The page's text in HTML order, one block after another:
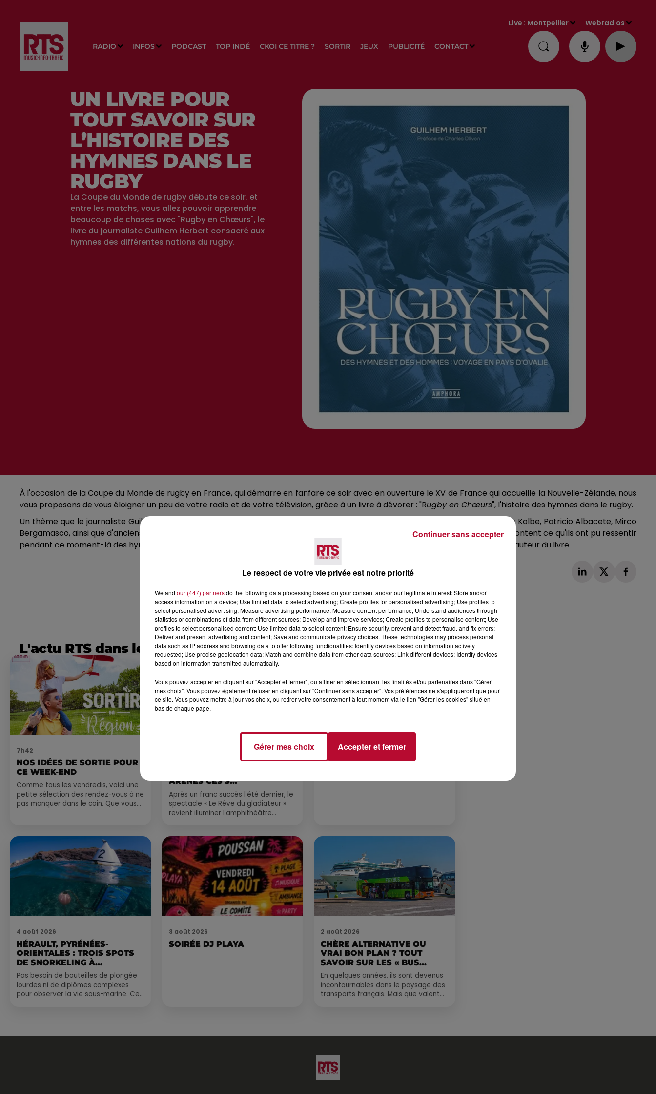
RADIO INFOS PODCAST TOP INDÉ CKOI CE TITRE ? SORTIR JEUX PUBLICITÉ CONTACT
Live : Montpellier Webradios
UN LIVRE POUR
TOUT SAVOIR SUR
L’HISTOIRE DES
HYMNES DANS LE
RUGBY
La Coupe du Monde de rugby débute ce soir, et
entre les matchs, vous allez pouvoir apprendre
beaucoup de choses avec "Rugby en Chœurs", le
livre du journaliste Guilhem Herbert consacré aux
hymnes des différentes nations du rugby.
À l'occasion de la Coupe du Monde de rugby en France, qui démarre en fanfare ce soir avec en ouverture le XV de France qui accueille la Nouvelle-Zélande, nous
vous proposons de vous éloigner un peu de votre radio et de votre télévision, grâce à un livre à dévorer : "Rugby en Chœurs", l'histoire des hymnes dans le rugby.
Un thème que le journaliste Guilhem Herbert rend passionnant avec
tels que Cheslin Kolbe, Patricio Albacete, Mirco
Bergamasco, ainsi que d'anciens internationaux français tels que Philippe Sella, Frédéric Michalak et Thierry Dusautoir. « Ils me racontent ce qu'ils ont pu ressentir
pendant ce moment-là des hymnes. Ça peut être de la fierté, de l'émotion, de la peur parfois. Donc, c'est hyper riche » explique l'auteur du livre.
L'actu RTS dans le Sud Voir plus
7h42
NOS IDÉES DE SORTIE POUR
CE WEEK-END
Comme tous les vendredis, voici une
petite sélection des rendez-vous à ne
pas manquer dans le coin. Que vous
NÎMES : « LE RÊVE DU
ARÈNES CES 3...
Après un franc succès l'été dernier, le
spectacle « Le Rêve du gladiateur »
revient illuminer l'amphithéâtre
4 août 2026
FÊTE DE LA POLYNÉSIE À
4 août 2026
HÉRAULT, PYRÉNÉES-
ORIENTALES : TROIS SPOTS
DE SNORKELING À
EXPLORER...
Pas besoin de bouteilles de plongée
lourdes ni de diplômes complexes
pour observer la vie sous-marine. Cet
3 août 2026
SOIRÉE DJ PLAYA
2 août 2026
CHÈRE ALTERNATIVE OU
VRAI BON PLAN ? TOUT
SAVOIR SUR LES « BUS...
En quelques années, ils sont devenus
incontournables dans le paysage des
transports français. Mais que valent
Le respect de votre vie privée est notre priorité
We and our (447) partnersdo the following data processing based on your consent and/or our legitimate interest: Store and/or
access information on a device; Use limited data to select advertising; Create profiles for personalised advertising; Use profiles to
select personalised advertising; Measure advertising performance; Measure content performance; Understand audiences through
statistics or combinations of data from different sources; Develop and improve services; Create profiles to personalise content; Use
profiles to select personalised content; Use limited data to select content; Ensure security, prevent and detect fraud, and fix errors;
Deliver and present advertising and content; Save and communicate privacy choices. These technologies may process personal
data such as IP address and browsing data to offer following functionalities: Identify devices based on information actively
requested; Use precise geolocation data; Match and combine data from other data sources; Link different devices; Identify devices
based on information transmitted automatically.
Vous pouvez accepter en cliquant sur "Accepter et fermer", ou affiner en sélectionnant les finalités et/ou partenaires dans "Gérer
mes choix". Vous pouvez également refuser en cliquant sur "Continuer sans accepter". Vos préférences ne s'appliqueront que pour
ce site. Vous pouvez mettre à jour vos choix, ou retirer votre consentement à tout moment via le lien "Gérer les cookies" situé en
bas de chaque page.
Gérer mes choix Accepter et fermer
Continuer sans accepter